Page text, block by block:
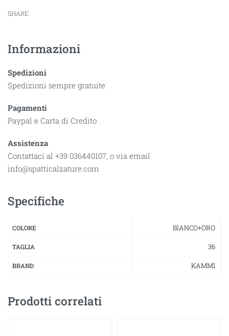
SHARE
Informazioni
Spedizioni
Spedizioni sempre gratuite
Pagamenti
Paypal e Carta di Credito
Assistenza
Contattaci al +39 036440107, o via email
info@spatticalzature.com
Specifiche
COLORE BIANCO+ORO
TAGLIA 36
BRAND KAMMI
Prodotti correlati